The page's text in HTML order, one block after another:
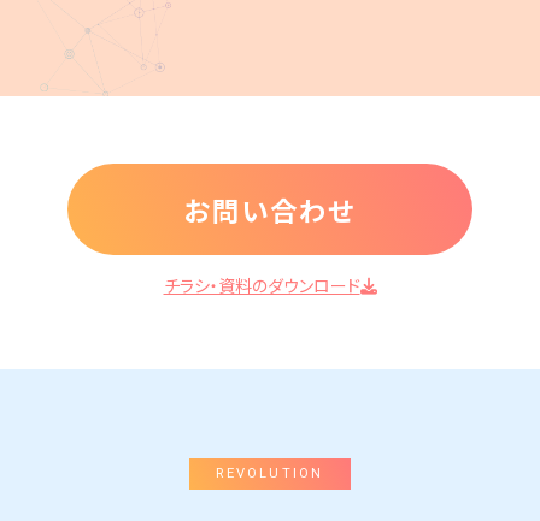
お問い合わせ
チラシ・資料のダウンロード
REVOLUTION